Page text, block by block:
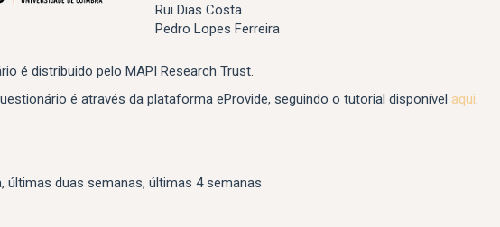
Rui Dias Costa
Pedro Lopes Ferreira
é distribuido pelo MAPI Research Trust.
é através da plataforma eProvide, seguindo o tutorial disponível aqui.
últimas duas semanas, últimas 4 semanas